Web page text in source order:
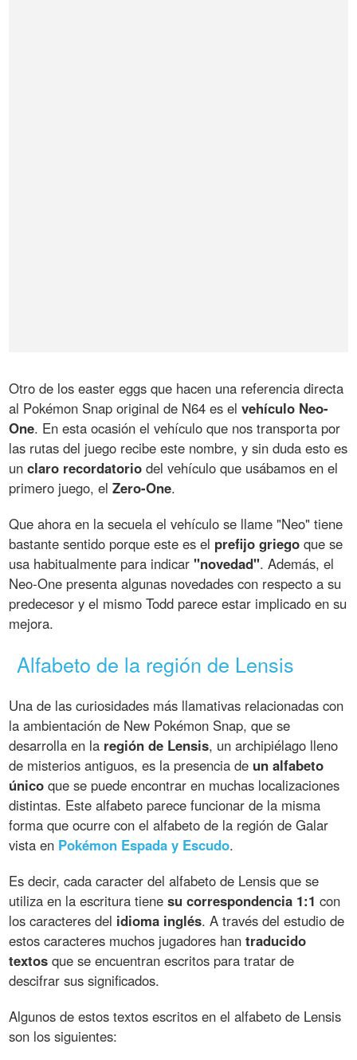
Otro de los easter eggs que hacen una referencia directa
al Pokémon Snap original de N64 es elvehículo Neo-
One. En esta ocasión el vehículo que nos transporta por
las rutas del juego recibe este nombre, y sin duda esto es
unclaro recordatorio del vehículo que usábamos en el
primero juego, elZero-One.
Que ahora en la secuela el vehículo se llame "Neo" tiene
bastante sentido porque este es el prefijo griego que se
usa habitualmente para indicar"novedad". Además, el
Neo-One presenta algunas novedades con respecto a su
predecesor y el mismo Todd parece estar implicado en su
mejora.
Alfabeto de la región de Lensis
Una de las curiosidades más llamativas relacionadas con
la ambientación de New Pokémon Snap, que se
desarrolla en la región de Lensis, un archipiélago lleno
de misterios antiguos, es la presencia de un alfabeto
único que se puede encontrar en muchas localizaciones
distintas. Este alfabeto parece funcionar de la misma
forma que ocurre con el alfabeto de la región de Galar
vista en Pokémon Espada y Escudo.
Es decir, cada caracter del alfabeto de Lensis que se
utiliza en la escritura tienesu correspondencia 1:1 con
los caracteres del idioma inglés. A través del estudio de
estos caracteres muchos jugadores hantraducido
textos que se encuentran escritos para tratar de
descifrar sus significados.
Algunos de estos textos escritos en el alfabeto de Lensis
son los siguientes: